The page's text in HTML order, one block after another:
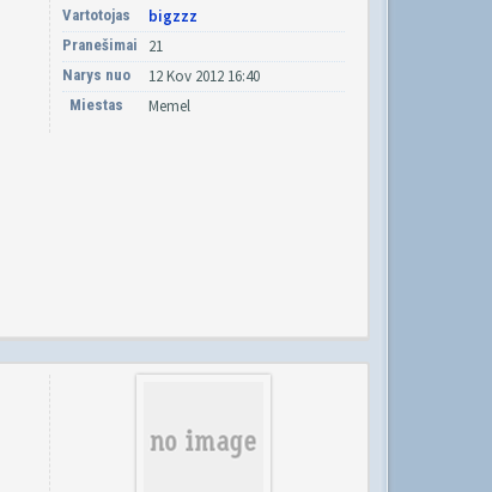
Vartotojas bigzzz
Pranešimai 21
Narys nuo 12 Kov 2012 16:40
Miestas Memel